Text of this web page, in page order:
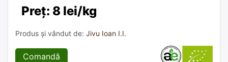
Preț: 8 lei/kg
Produs și vândut de: Jivu Ioan I.I.
Comandă